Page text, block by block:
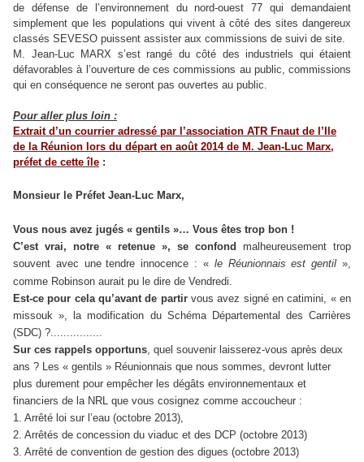
de défense de l’environnement du nord-ouest 77 qui demandaient
simplement que les populations qui vivent à côté des sites dangereux
classés SEVESO puissent assister aux commissions de suivi de site.
M. Jean-Luc MARX s’est rangé du côté des industriels qui étaient
défavorables à l’ouverture de ces commissions au public, commissions
qui en conséquence ne seront pas ouvertes au public.
Pour aller plus loin :
Extrait d’un courrier adressé par l’association ATR Fnaut de l’Ile
de la Réunion lors du départ en août 2014 de M. Jean-Luc Marx,
préfet de cette île :
Monsieur le Préfet Jean-Luc Marx,
Vous nous avez jugés « gentils »… Vous êtes trop bon !
C’est vrai, notre « retenue », se confond
malheureusement trop
souvent avec une tendre innocence : « le Réunionnais est gentil »,
comme Robinson aurait pu le dire de Vendredi.
Est-ce pour cela qu’avant de partirvous avez signé en catimini, « en
missouk », la modification du Schéma Départemental des Carrières
(SDC) ?................
Sur ces rappels opportuns, quel souvenir laisserez-vous après deux
ans ? Les « gentils » Réunionnais que nous sommes, devront lutter
plus durement pour empêcher les dégâts environnementaux et
financiers de la NRL que vous cosignez comme accoucheur :
1. Arrêté loi sur l’eau (octobre 2013),
2. Arrêtés de concession du viaduc et des DCP (octobre 2013)
3. Arrêté de convention de gestion des digues (octobre 2013)